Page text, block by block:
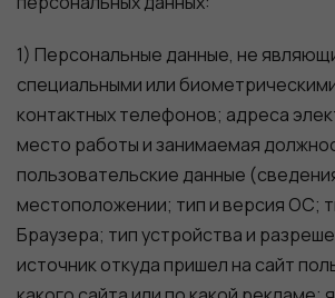
1) Персональные данные, не
специальными или
контактных телефонов; адреса
место работы и занимаемая
пользовательские данные
местоположении; тип и версия ОС;
Браузера; тип устройства и
источник откуда пришел на сайт